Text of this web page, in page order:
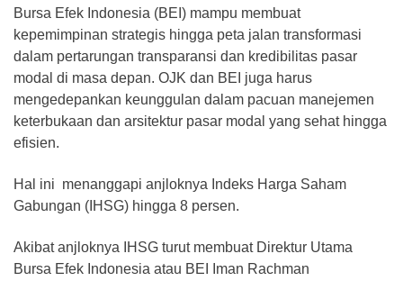
Bursa Efek Indonesia (BEI) mampu membuat
kepemimpinan strategis hingga peta jalan transformasi
dalam pertarungan transparansi dan kredibilitas pasar
modal di masa depan. OJK dan BEI juga harus
mengedepankan keunggulan dalam pacuan manejemen
keterbukaan dan arsitektur pasar modal yang sehat hingga
efisien.
Hal ini menanggapi anjloknya Indeks Harga Saham
Gabungan (IHSG) hingga 8 persen.
Akibat anjloknya IHSG turut membuat Direktur Utama
Bursa Efek Indonesia atau BEI Iman Rachman